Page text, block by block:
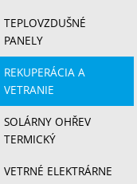
TEPLOVZDUŠNÉ
PANELY
REKUPERÁCIA A
VETRANIE
SOLÁRNY OHŘEV
TERMICKÝ
VETRNÉ ELEKTRÁRNE